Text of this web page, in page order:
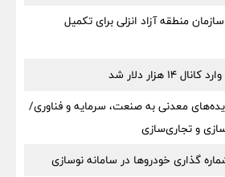
منطقه آزاد انزلی برای تكمیل
هزار دلار شد
معدنی به صنعت، سرمایه و فناوری/
و تجاری‌سازی
گذاری خودروها در سامانه نوسازی